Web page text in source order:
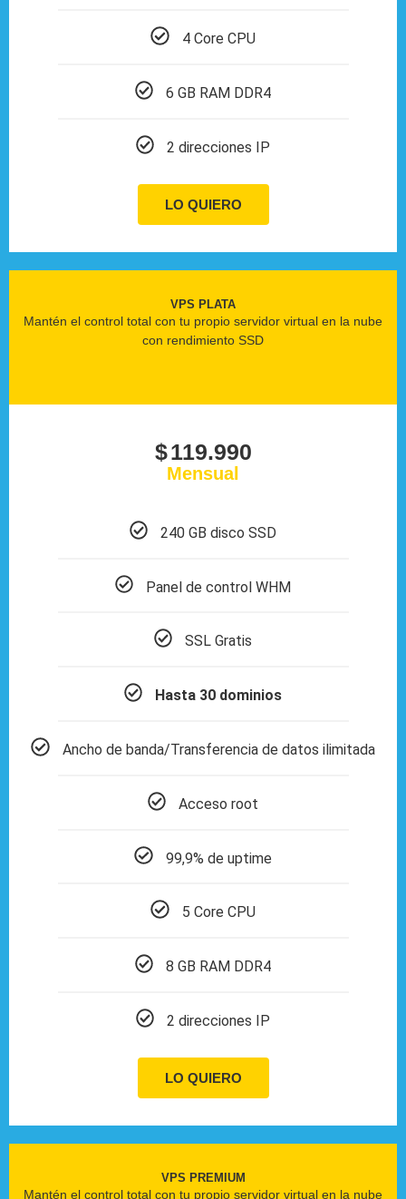
4 Core CPU
6 GB RAM DDR4
2 direcciones IP
LO QUIERO
VPS PLATA
Mantén el control total con tu propio servidor virtual en la nube
con rendimiento SSD
$119.990
Mensual
240 GB disco SSD
Panel de control WHM
SSL Gratis
Hasta 30 dominios
Ancho de banda/Transferencia de datos ilimitada
Acceso root
99,9% de uptime
5 Core CPU
8 GB RAM DDR4
2 direcciones IP
LO QUIERO
VPS PREMIUM
Mantén el control total con tu propio servidor virtual en la nube